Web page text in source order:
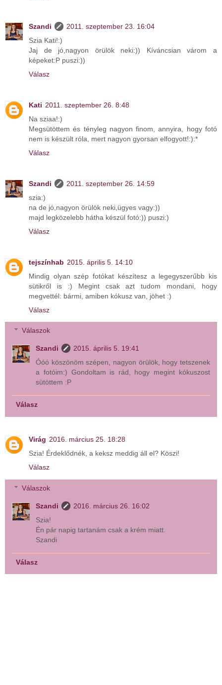
Szandi
2011. szeptember 23. 16:04
Szia Kati!:)
Jaj de jó,nagyon örülök neki:)) Kíváncsian várom a
képeket:P puszi:))
Válasz
Kati 2011. szeptember 26. 8:48
Na sziaa!:)
Megsütöttem és tényleg nagyon finom, annyira, hogy fotó
nem is készült róla, mert nagyon gyorsan elfogyott!:):*
Válasz
Szandi
2011. szeptember 26. 14:59
szia:)
na de jó,nagyon örülök neki,ügyes vagy:))
majd legközelebb hátha készül fotó:)) puszi:)
Válasz
tejszínhab 2015. április 5. 14:10
Mindig olyan szép fotókat készítesz a legegyszerűbb kis
sütikről is :) Megint csak azt tudom mondani, hogy
megvettél: bármi, amiben kókusz van, jöhet :)
Válasz
Válaszok
Szandi
2015. április 5. 19:41
Óóó köszönöm szépen, nagyon örülök, hogy tetszenek
a fotóim:) Gondoltam is rád, hogy megint kókuszost
sütöttem :P
Válasz
Virág 2016. március 25. 18:28
Szia! Érdeklődnék, a keksz meddig áll el? Köszi!
Válasz
Válaszok
Szandi
2016. március 26. 16:02
Szia!
Én pár napig tartanám csak a krém miatt.
Szandi
Válasz